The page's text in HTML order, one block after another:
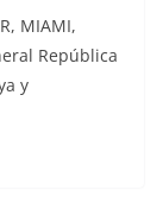
MIAMI,
República
y